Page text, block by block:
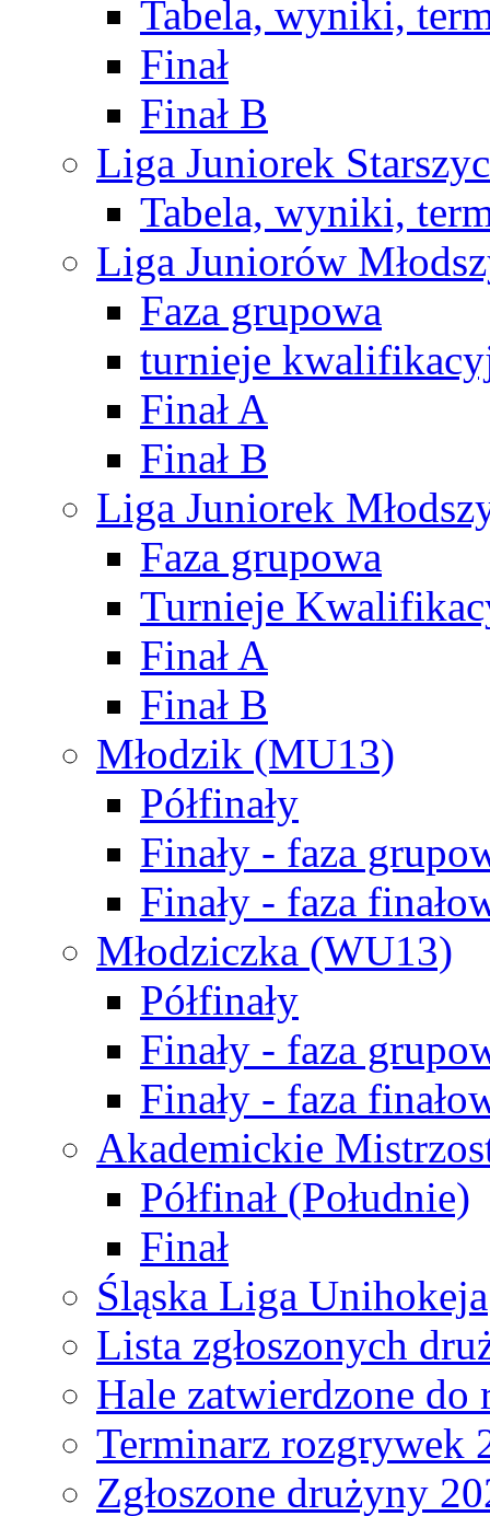
Tabela, wyniki,
Finał
Finał B
Liga Juniorek
Tabela, wyniki,
Liga Juniorów
Faza grupowa
turnieje
Finał A
Finał B
Liga Juniorek
Faza grupowa
Turnieje
Finał A
Finał B
Młodzik (MU13)
Półfinały
Finały - faza
Finały - faza
Młodziczka (WU13)
Półfinały
Finały - faza
Finały - faza
Akademickie
Półfinał (Południe)
Finał
Śląska Liga Unihokeja
Lista zgłoszonych
Hale zatwierdzone do
Terminarz rozgrywek
Zgłoszone drużyny